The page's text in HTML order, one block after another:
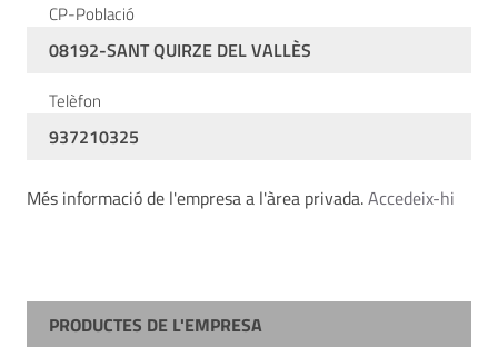
CP-Població
08192-SANT QUIRZE DEL VALLÈS
Telèfon
937210325
Més informació de l'empresa a l'àrea privada.Accedeix-hi
PRODUCTES DE L'EMPRESA